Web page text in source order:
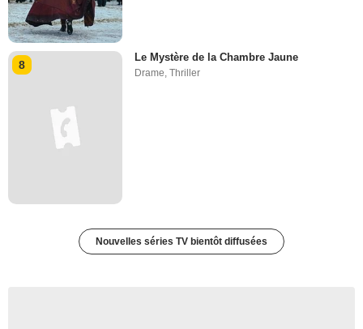
8
Le Mystère de la Chambre Jaune
Drame,Thriller
Nouvelles séries TV bientôt diffusées